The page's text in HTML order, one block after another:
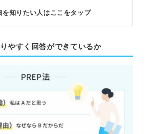
を知りたい人はここをタップ
やすく回答ができているか